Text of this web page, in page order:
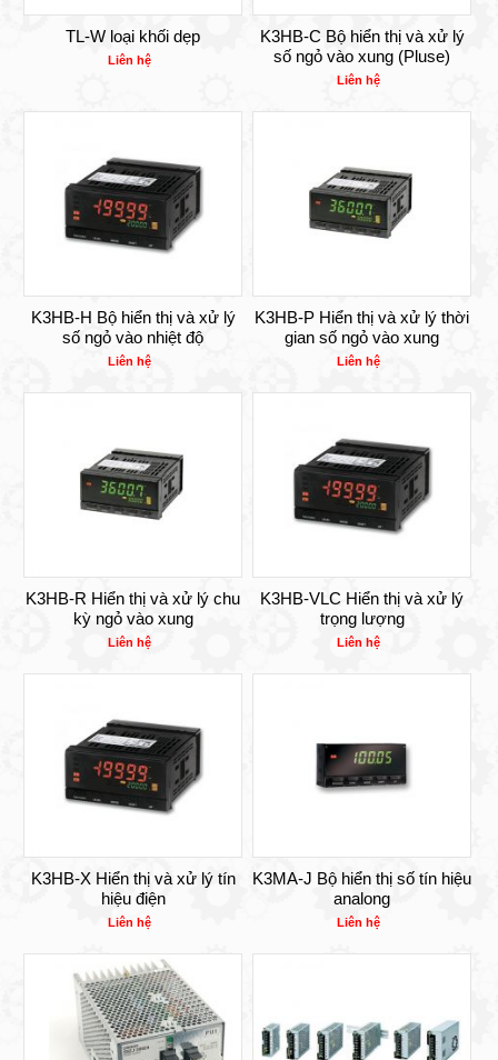
TL-W loại khối dẹp
Liên hệ
K3HB-C Bộ hiển thị và xử lý
số ngỏ vào xung (Pluse)
Liên hệ
K3HB-H Bộ hiển thị và xử lý
số ngỏ vào nhiệt độ
Liên hệ
K3HB-P Hiển thị và xử lý thời
gian số ngỏ vào xung
Liên hệ
K3HB-R Hiển thị và xử lý chu
kỳ ngỏ vào xung
Liên hệ
K3HB-VLC Hiển thị và xử lý
trọng lượng
Liên hệ
K3HB-X Hiển thị và xử lý tín
hiệu điện
Liên hệ
K3MA-J Bộ hiển thị số tín hiệu
analong
Liên hệ